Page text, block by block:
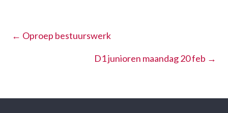
← Oproep bestuurswerk
D1 junioren maandag 20 feb →